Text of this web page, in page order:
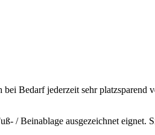
Bedarf jederzeit sehr platzsparend
/ Beinablage ausgezeichnet eignet.